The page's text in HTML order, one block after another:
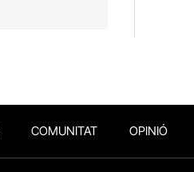
COMUNITAT OPINIÓ